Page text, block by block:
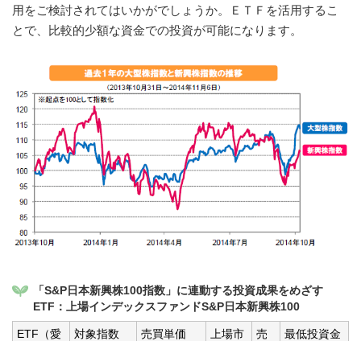
用をご検討されてはいかがでしょうか。ＥＴＦを活用するこ
とで、比較的少額な資金での投資が可能になります。
「S&P日本新興株100指数」に連動する投資成果をめざす
ETF：上場インデックスファンドS&P日本新興株100
ETF（愛
対象指数
売買単価
上場市
売
最低投資金